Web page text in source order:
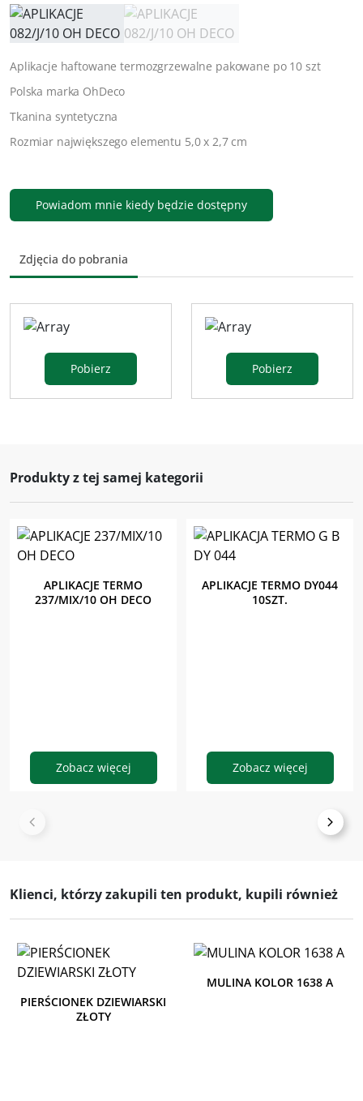
Aplikacje haftowane termozgrzewalne pakowane po 10 szt
Polska marka OhDeco
Tkanina syntetyczna
Rozmiar największego elementu 5,0 x 2,7 cm
Powiadom mnie kiedy będzie dostępny
Zdjęcia do pobrania
Pobierz Pobierz
Produkty z tej samej kategorii
APLIKACJE TERMO
237/MIX/10 OH DECO
Zobacz więcej
APLIKACJE TERMO DY044
10SZT.
Zobacz więcej
Klienci, którzy zakupili ten produkt, kupili również
PIERŚCIONEK DZIEWIARSKI
ZŁOTY
MULINA KOLOR 1638 A